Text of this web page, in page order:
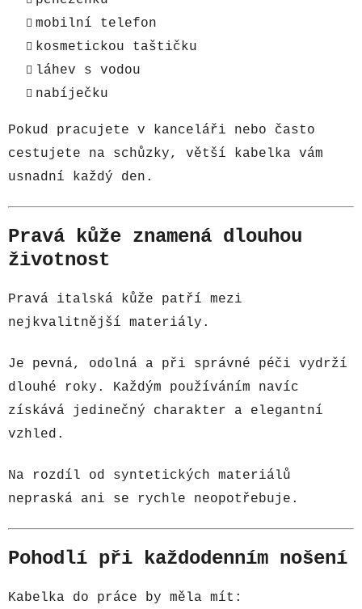
mobilní telefon
kosmetickou taštičku
láhev s vodou
nabíječku
Pokud pracujete v kanceláři nebo často
cestujete na schůzky, větší kabelka vám
usnadní každý den.
Pravá kůže znamená dlouhou
životnost
Pravá italská kůže patří mezi
nejkvalitnější materiály.
Je pevná, odolná a při správné péči vydrží
dlouhé roky. Každým používáním navíc
získává jedinečný charakter a elegantní
vzhled.
Na rozdíl od syntetických materiálů
nepraská ani se rychle neopotřebuje.
Pohodlí při každodenním nošení
Kabelka do práce by měla mít: